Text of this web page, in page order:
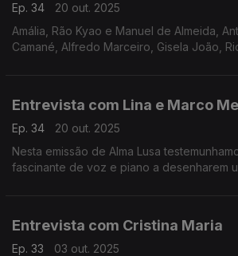
Ep. 34
20 out. 2025
Amália, Rão Kyao e Manuel de Almeida,
Camané, Alfredo Marceiro, Gisela João,
Entrevista com Lina e Marco
Ep. 34
20 out. 2025
Nesta emissão de Alma Lusa
fascinante de voz e piano a desenharem
Entrevista com Cristina Maria
Ep. 33
03 out. 2025